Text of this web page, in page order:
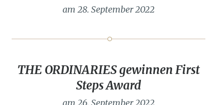
am 28. September 2022
THE ORDINARIES gewinnen First
Steps Award